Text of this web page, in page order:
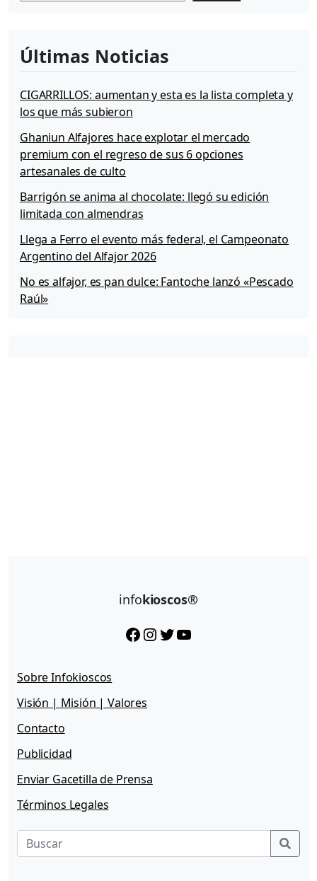
Últimas Noticias
CIGARRILLOS: aumentan y esta es la lista completa y
los que más subieron
Ghaniun Alfajores hace explotar el mercado
premium con el regreso de sus 6 opciones
artesanales de culto
Barrigón se anima al chocolate: llegó su edición
limitada con almendras
Llega a Ferro el evento más federal, el Campeonato
Argentino del Alfajor 2026
No es alfajor, es pan dulce: Fantoche lanzó «Pescado
Raúl»
infokioscos®
Facebook InstagramTwitter YouTube
Sobre Infokioscos
Visión | Misión | Valores
Contacto
Publicidad
Enviar Gacetilla de Prensa
Términos Legales